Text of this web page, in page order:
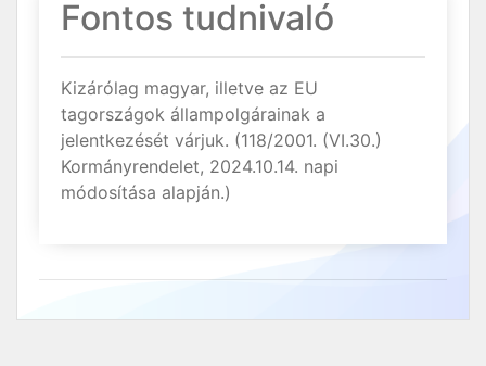
Fontos tudnivaló
Kizárólag magyar, illetve az EU
tagországok állampolgárainak a
jelentkezését várjuk. (118/2001. (VI.30.)
Kormányrendelet, 2024.10.14. napi
módosítása alapján.)